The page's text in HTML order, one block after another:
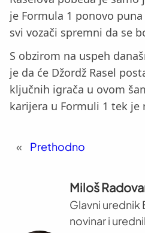
je Formula 1 ponovo
svi vozači spremni da se
S obzirom na uspeh
je da će Džordž Rasel
ključnih igrača u ovom
karijera u Formuli 1 tek je
« Prethodno
Miloš
Glavni urednik
novinar i